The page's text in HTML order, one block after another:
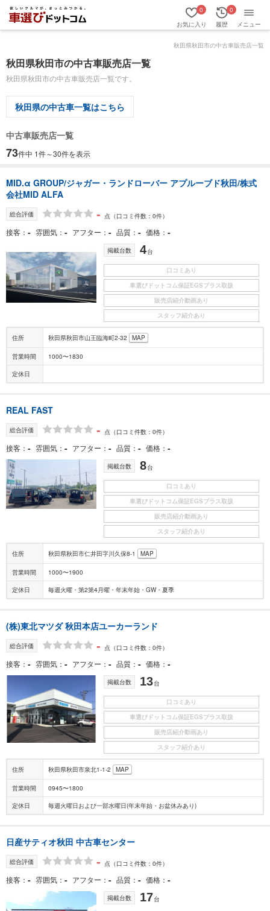
お気に入り
0
履歴
0
メニュー
秋田県秋田市の中古車販売店一覧
秋田県秋田市の中古車販売店一覧
秋田県秋田市の中古車販売店一覧です。
秋田県の中古車一覧はこちら
中古車販売店一覧
73件中 1件～30件を表示
MID.α GROUP/ジャガー・ランドローバー アプルーブド秋田/株式
会社MID ALFA
総合評価 - 点 （口コミ件数：0件）
接客 - 雰囲気 - アフター - 品質 - 価格 -
掲載台数 4台
口コミあり
車選びドットコム保証EGSプラス取扱
販売店紹介動画あり
スタッフ紹介あり
住所 秋田県秋田市山王臨海町2-32 MAP
営業時間 1000〜1830
定休日
REAL FAST
総合評価 - 点 （口コミ件数：0件）
接客 - 雰囲気 - アフター - 品質 - 価格 -
掲載台数 8台
口コミあり
車選びドットコム保証EGSプラス取扱
販売店紹介動画あり
スタッフ紹介あり
住所 秋田県秋田市仁井田字川久保8-1 MAP
営業時間 1000〜1900
定休日 毎週火曜・第2第4月曜・年末年始・GW・夏季
(株)東北マツダ 秋田本店ユーカーランド
総合評価 - 点 （口コミ件数：0件）
接客 - 雰囲気 - アフター - 品質 - 価格 -
掲載台数 13台
口コミあり
車選びドットコム保証EGSプラス取扱
販売店紹介動画あり
スタッフ紹介あり
住所 秋田県秋田市泉北1-1-2 MAP
営業時間 0945〜1800
定休日 毎週火曜日および一部水曜日(年末年始・お盆休みあり)
日産サティオ秋田 中古車センター
総合評価 - 点 （口コミ件数：0件）
接客 - 雰囲気 - アフター - 品質 - 価格 -
掲載台数 17台